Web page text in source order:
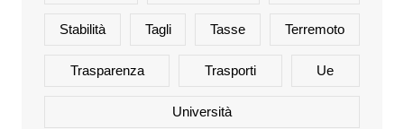
Stabilità Tagli Tasse Terremoto
Trasparenza Trasporti Ue
Università